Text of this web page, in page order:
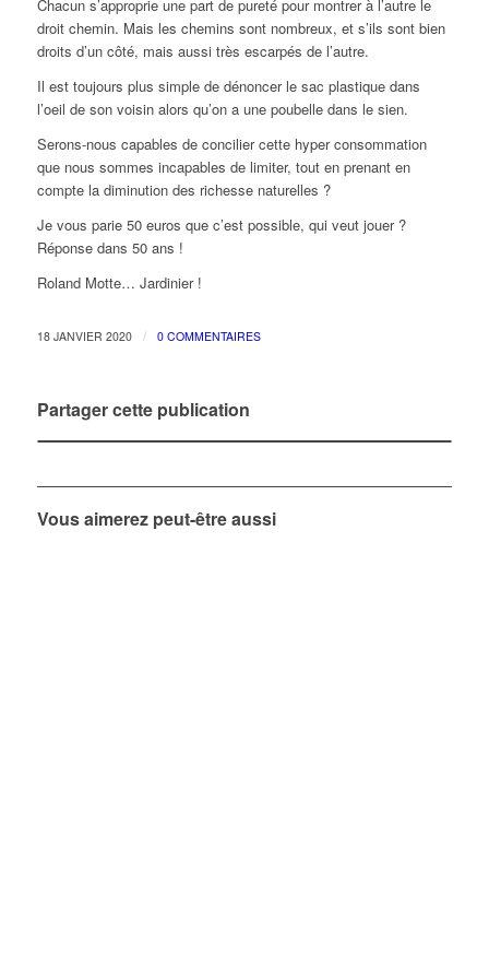
Chacun s’approprie une part de pureté pour montrer à l’autre le
droit chemin. Mais les chemins sont nombreux, et s’ils sont bien
droits d’un côté, mais aussi très escarpés de l’autre.
Il est toujours plus simple de dénoncer le sac plastique dans
l’oeil de son voisin alors qu’on a une poubelle dans le sien.
Serons-nous capables de concilier cette hyper consommation
que nous sommes incapables de limiter, tout en prenant en
compte la diminution des richesse naturelles ?
Je vous parie 50 euros que c’est possible, qui veut jouer ?
Réponse dans 50 ans !
Roland Motte… Jardinier !
18 JANVIER 2020 / 0 COMMENTAIRES
Partager cette publication
Vous aimerez peut-être aussi